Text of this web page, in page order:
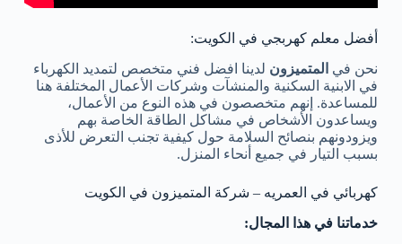
أفضل معلم كهربجي في الكويت:
نحن في المتميزون لدينا افضل فني متخصص لتمديد الكهرباء
في الابنية السكنية والمنشآت وشركات الأعمال المختلفة هنا
للمساعدة. إنهم متخصصون في هذه النوع من الأعمال،
ويساعدون الأشخاص في مشاكل الطاقة الخاصة بهم
ويزودونهم بنصائح السلامة حول كيفية تجنب التعرض للأذى
بسبب التيار في جميع أنحاء المنزل.
كهربائي في العمريه – شركة المتميزون في الكويت
خدماتنا في هذا المجال: